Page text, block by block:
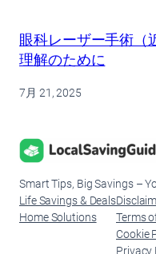
眼科レーザー手術（
理解のために
7月 21, 2025
Smart Tips, Big Savings –
Life Savings & Deals
Home Solutions
Terms
Cookie
Privacy